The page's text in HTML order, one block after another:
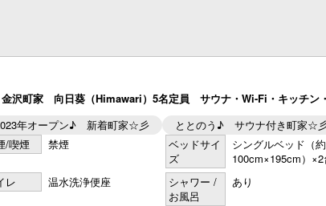
金沢町家 向日葵（Himawari）5名定員 サウナ・Wi-Fi・キッチン
年オープン♪ 新着町家☆彡
ととのう♪ サウナ付き町家☆
/喫煙
禁煙
ベッドサイ
ズ
シングルベッド（約
100cm×195cm）×2
レ 温水洗浄便座
シャワー /
お風呂
あり